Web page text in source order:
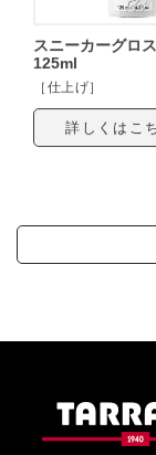
スニーカーグロ
125ml
［仕上げ］
詳しくはこ